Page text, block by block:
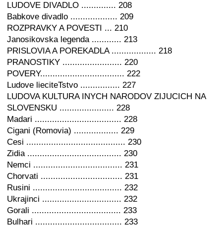
LUDOVE DIVADLO .............. 208
Babkove divadlo ................... 209
ROZPRAVKY A POVESTI ... 210
Janosikovska legenda ............ 213
PRISLOVIA A POREKADLA .................. 218
PRANOSTIKY ........................ 220
POVERY.................................. 222
Ludove lieciteTstvo ................ 227
LUDOVA KULTURA INYCH NARODOV ZIJUCICH NA
SLOVENSKU ...................... 228
Madari ................................... 228
Cigani (Romovia) .................. 229
Cesi ........................................ 230
Zidia ...................................... 230
Nemci .................................... 231
Chorvati ................................. 231
Rusini .................................... 232
Ukrajinci ................................ 232
Gorali .................................... 233
Bulhari ................................... 233